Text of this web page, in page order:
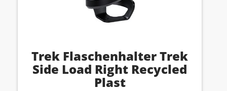
Trek Flaschenhalter Trek
Side Load Right Recycled
Plast